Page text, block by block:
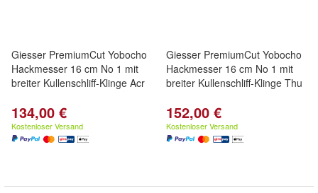
Giesser PremiumCut Yobocho
Hackmesser 16 cm No 1 mit
breiter Kullenschliff-Klinge Acr
134,00 €
Kostenloser Versand
Giesser PremiumCut Yobocho
Hackmesser 16 cm No 1 mit
breiter Kullenschliff-Klinge Thu
152,00 €
Kostenloser Versand